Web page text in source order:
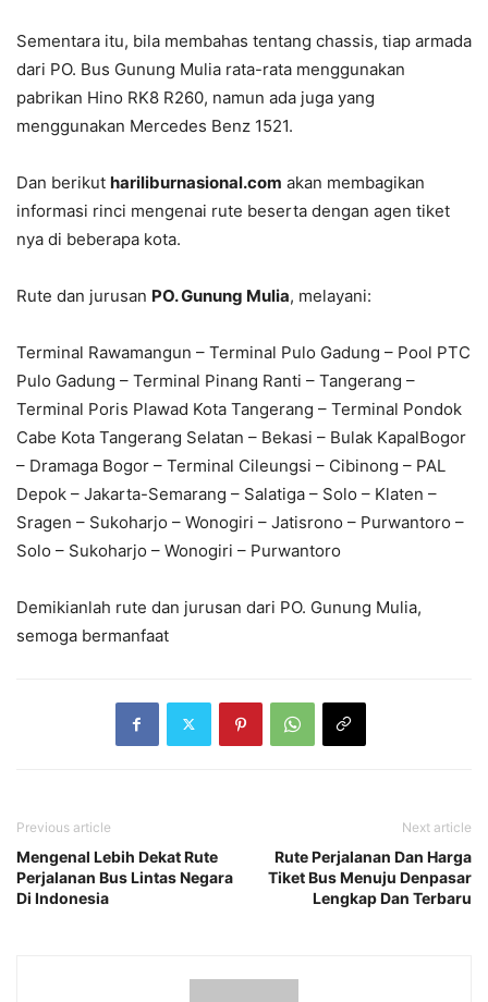
Sementara itu, bila membahas tentang chassis, tiap armada
dari PO. Bus Gunung Mulia rata-rata menggunakan
pabrikan Hino RK8 R260, namun ada juga yang
menggunakan Mercedes Benz 1521.
Dan berikut hariliburnasional.com akan membagikan
informasi rinci mengenai rute beserta dengan agen tiket
nya di beberapa kota.
Rute dan jurusan PO. Gunung Mulia, melayani:
Terminal Rawamangun – Terminal Pulo Gadung – Pool PTC
Pulo Gadung – Terminal Pinang Ranti – Tangerang –
Terminal Poris Plawad Kota Tangerang – Terminal Pondok
Cabe Kota Tangerang Selatan – Bekasi – Bulak KapalBogor
– Dramaga Bogor – Terminal Cileungsi – Cibinong – PAL
Depok – Jakarta-Semarang – Salatiga – Solo – Klaten –
Sragen – Sukoharjo – Wonogiri – Jatisrono – Purwantoro –
Solo – Sukoharjo – Wonogiri – Purwantoro
Demikianlah rute dan jurusan dari PO. Gunung Mulia,
semoga bermanfaat
Previous article
Mengenal Lebih Dekat Rute
Perjalanan Bus Lintas Negara
Di Indonesia
Next article
Rute Perjalanan Dan Harga
Tiket Bus Menuju Denpasar
Lengkap Dan Terbaru